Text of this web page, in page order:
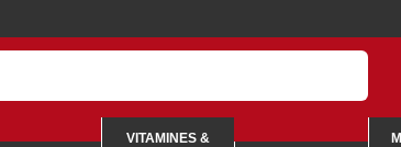
VITAMINES &